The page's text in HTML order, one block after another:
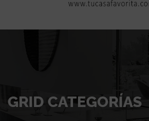
GRID CATEGORÍAS